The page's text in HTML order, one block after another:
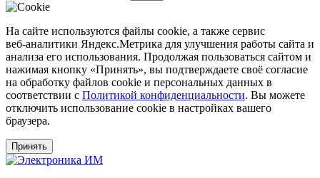
На сайте используются файлы cookie, а также сервис
веб‑аналитики Яндекс.Метрика для улучшения работы сайта и
анализа его использования. Продолжая пользоваться сайтом и
нажимая кнопку «Принять», вы подтверждаете своё согласие
на обработку файлов cookie и персональных данных в
соответствии с Политикой конфиденциальности. Вы можете
отключить использование cookie в настройках вашего
браузера.
Принять